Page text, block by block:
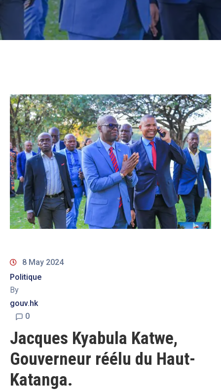
8 May 2024
Politique
By
gouv.hk
0
Jacques Kyabula Katwe,
Gouverneur réélu du Haut-
Katanga.